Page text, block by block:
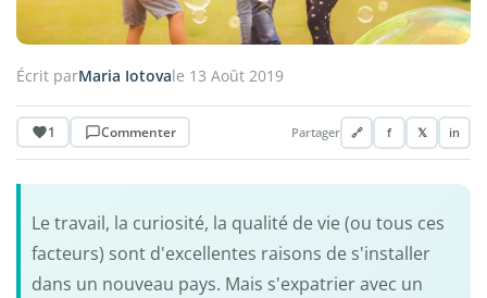
Écrit parMaria Iotovale 13 Août 2019
1 Commenter Partager 🔗 f 𝕏 in
Le travail, la curiosité, la qualité de vie (ou tous ces
facteurs) sont d'excellentes raisons de s'installer
dans un nouveau pays. Mais s'expatrier avec un